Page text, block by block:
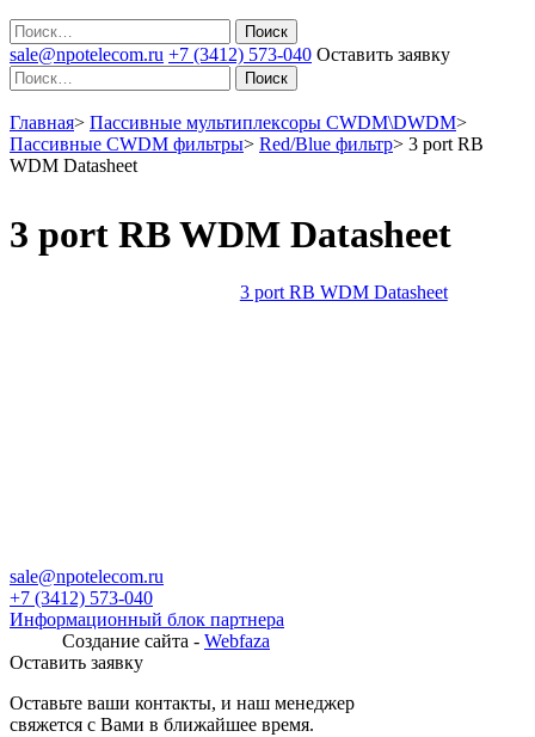
Поиск
sale@npotelecom.ru +7 (3412) 573-040 Оставить заявку
Поиск
Главная> Пассивные мультиплексоры CWDM\DWDM>
Пассивные CWDM фильтры> Red/Blue фильтр> 3 port RB
WDM Datasheet
3 port RB WDM Datasheet
3 port RB WDM Datasheet
sale@npotelecom.ru
+7 (3412) 573-040
Информационный блок партнера
Создание сайта - Webfaza
Оставить заявку
Оставьте ваши контакты, и наш менеджер
свяжется с Вами в ближайшее время.